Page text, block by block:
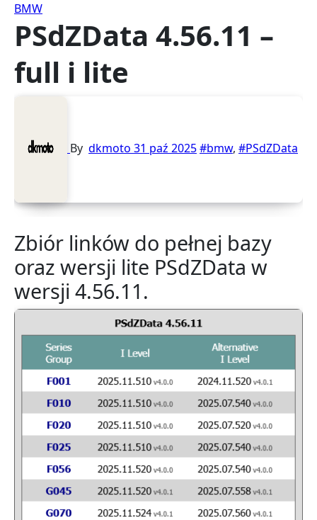
BMW
PSdZData 4.56.11 –
full i lite
By dkmoto 31 paź 2025#bmw, #PSdZData
Zbiór linków do pełnej bazy
oraz wersji lite PSdZData w
wersji 4.56.11.